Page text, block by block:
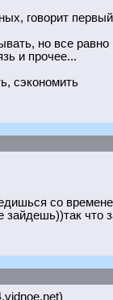
говорит
но все
и прочее...
сэкономить
со
зайдешь))так что